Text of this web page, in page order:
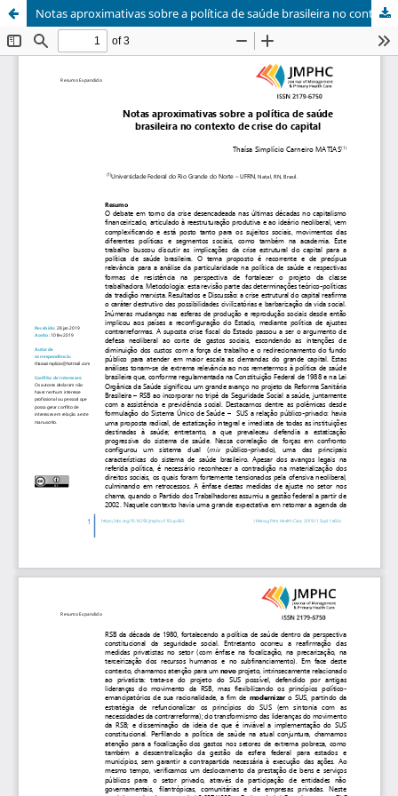
Notas aproximativas sobre a política de saúde brasileira no contexto de crise do capital